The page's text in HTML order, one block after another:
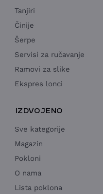
Tanjiri
Činije
Šerpe
Servisi za ručavanje
Ramovi za slike
Ekspres lonci
IZDVOJENO
Sve kategorije
Magazin
Pokloni
O nama
Lista poklona